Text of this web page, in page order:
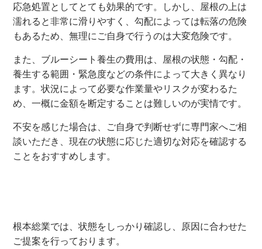
応急処置としてとても効果的です。しかし、屋根の上は
濡れると非常に滑りやすく、勾配によっては転落の危険
もあるため、無理にご自身で行うのは大変危険です。
また、ブルーシート養生の費用は、屋根の状態・勾配・
養生する範囲・緊急度などの条件によって大きく異なり
ます。状況によって必要な作業量やリスクが変わるた
め、一概に金額を断定することは難しいのが実情です。
不安を感じた場合は、ご自身で判断せずに専門家へご相
談いただき、現在の状態に応じた適切な対応を確認する
ことをおすすめします。
根本総業では、状態をしっかり確認し、原因に合わせた
ご提案を行っております。